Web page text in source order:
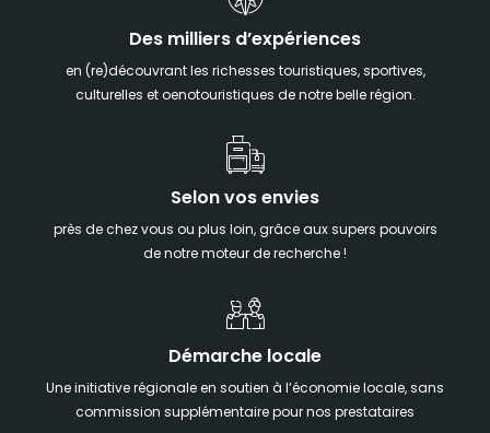
Des milliers d’expériences
en (re)découvrant les richesses touristiques, sportives,
culturelles et oenotouristiques de notre belle région.
Selon vos envies
près de chez vous ou plus loin, grâce aux supers pouvoirs
de notre moteur de recherche !
Démarche locale
Une initiative régionale en soutien à l’économie locale, sans
commission supplémentaire pour nos prestataires